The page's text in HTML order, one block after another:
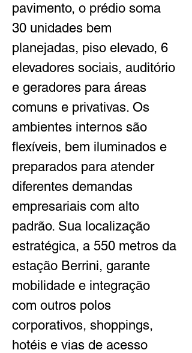
pavimento, o prédio soma
30 unidades bem
planejadas, piso elevado, 6
elevadores sociais, auditório
e geradores para áreas
comuns e privativas. Os
ambientes internos são
flexíveis, bem iluminados e
preparados para atender
diferentes demandas
empresariais com alto
padrão. Sua localização
estratégica, a 550 metros da
estação Berrini, garante
mobilidade e integração
com outros polos
corporativos, shoppings,
hotéis e vias de acesso